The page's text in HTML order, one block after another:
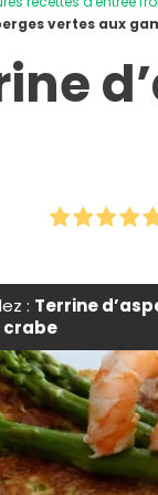
vertes aux
: Terrine
crabe